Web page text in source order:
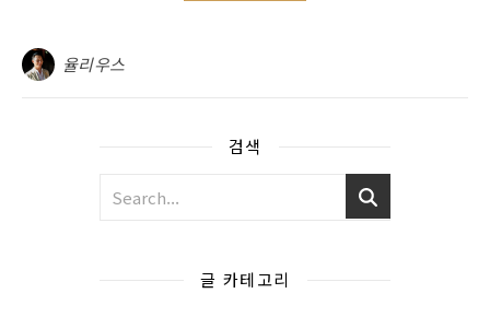
율리우스
검색
글 카테고리